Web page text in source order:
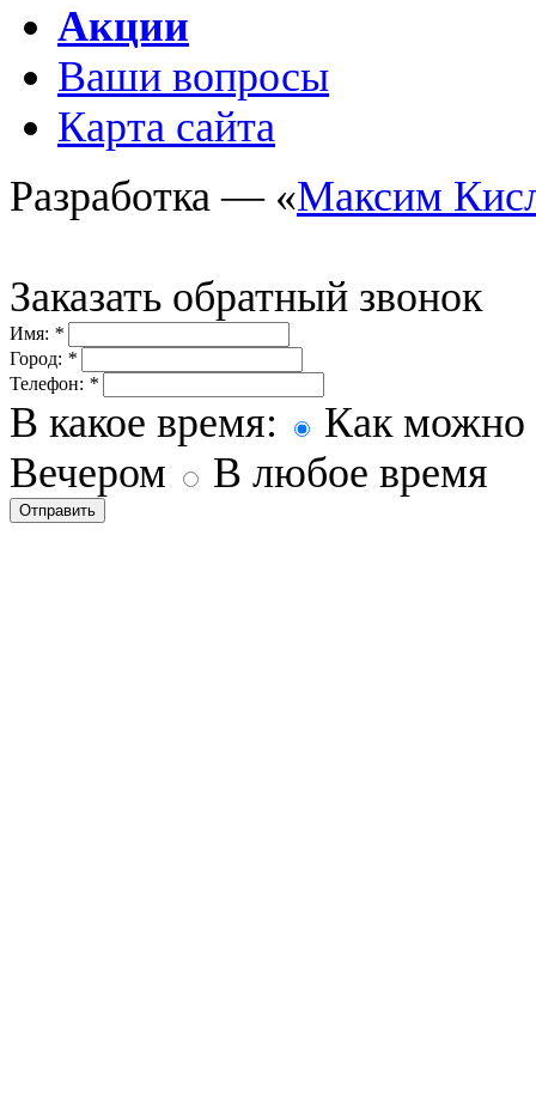
Акции
Ваши вопросы
Карта сайта
Разработка — «Максим
Заказать обратный звонок
Имя: *
Город: *
Телефон: *
В какое время:
Как можно
Вечером
В любое время
Отправить